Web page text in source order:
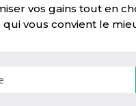
vos gains tout en
vous convient le